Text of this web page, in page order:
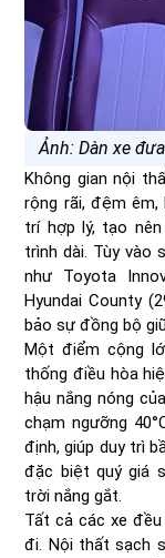
Ảnh: Dàn xe
Không gian nội
rộng rãi, đệm
trí hợp lý, tạo
trình dài. Tùy vào
như Toyota
Hyundai County
bảo sự đồng bộ
Một điểm cộng
thống điều hòa
hậu nắng nóng
chạm ngưỡng
định, giúp duy trì
đặc biệt quý giá
trời nắng gắt.
Tất cả các xe
đi. Nội thất sạch